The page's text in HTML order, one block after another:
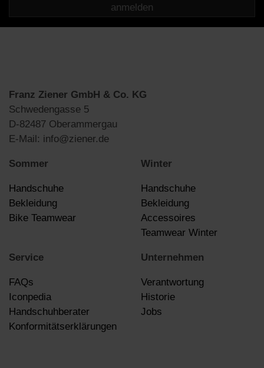
anmelden
Franz Ziener GmbH & Co. KG
Schwedengasse 5
D-82487 Oberammergau
E-Mail: info@ziener.de
Sommer
Handschuhe
Bekleidung
Bike Teamwear
Winter
Handschuhe
Bekleidung
Accessoires
Teamwear Winter
Service
FAQs
Iconpedia
Handschuhberater
Konformitätserklärungen
Unternehmen
Verantwortung
Historie
Jobs